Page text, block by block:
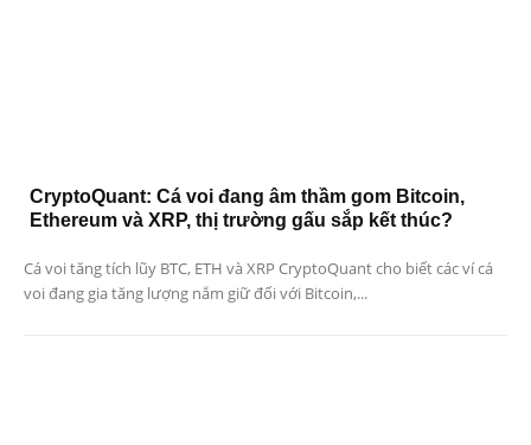
CryptoQuant: Cá voi đang âm thầm gom Bitcoin,
Ethereum và XRP, thị trường gấu sắp kết thúc?
Cá voi tăng tích lũy BTC, ETH và XRP CryptoQuant cho biết các ví cá
voi đang gia tăng lượng nắm giữ đối với Bitcoin,...